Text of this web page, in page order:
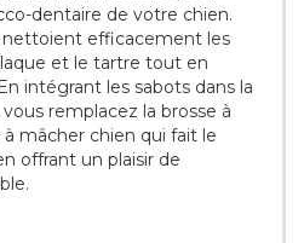
dentaire de votre chien.
nettoient efficacement les
et le tartre tout en
intégrant les sabots dans la
remplacez la brosse à
mâcher chien qui fait le
offrant un plaisir de